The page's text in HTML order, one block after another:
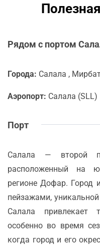
Рядом с портом
Города: Салала ,
Аэропорт: Салала (SLL)
Порт
Салала — второй
расположенный на
регионе Дофар. Город
пейзажами,
Салала привлекает
особенно во время
когда город и его